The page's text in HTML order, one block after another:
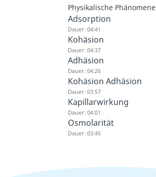
Physikalische Phänomene
Adsorption
Dauer: 04:41
Kohäsion
Dauer: 04:37
Adhäsion
Dauer: 04:26
Kohäsion Adhäsion
Dauer: 03:57
Kapillarwirkung
Dauer: 04:01
Osmolarität
Dauer: 03:45